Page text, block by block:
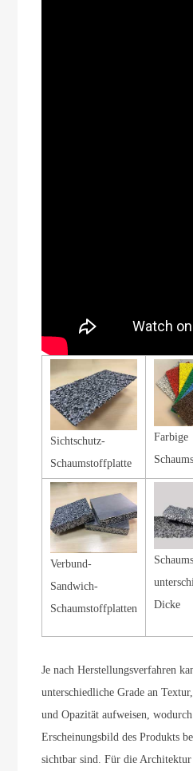
Sichtschutz-
Schaumstoffplatte
Farbige
Verbund-
Sandwich-
Schaumstoffplatten
Dicke
Je nach Herstellungsverfahren
unterschiedliche Grade an
und Opazität aufweisen,
Erscheinungsbild des Produkts
sichtbar sind. Für die